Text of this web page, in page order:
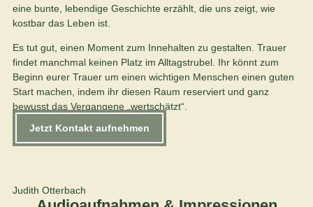
eine bunte, lebendige Geschichte erzählt, die uns zeigt, wie
kostbar das Leben ist.
Es tut gut, einen Moment zum Innehalten zu gestalten. Trauer
findet manchmal keinen Platz im Alltagstrubel. Ihr könnt zum
Beginn eurer Trauer um einen wichtigen Menschen einen guten
Start machen, indem ihr diesen Raum reserviert und ganz
bewusst das Vergangene „wertschätzt“.
Jetzt Kontakt aufnehmen
Judith Otterbach